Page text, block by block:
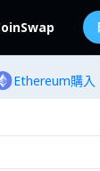
Ethereum購入